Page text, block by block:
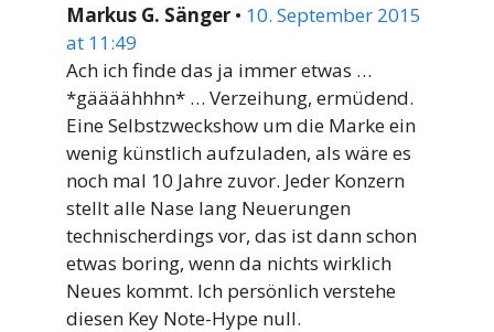
Markus G. Sänger • 10. September 2015
at 11:49
Ach ich finde das ja immer etwas … ​
*gäääähhhn*​ … Verzeihung, ermüdend.
Eine Selbstzweckshow um die Marke ein
wenig künstlich aufzuladen, als wäre es
noch mal 10 Jahre zuvor. Jeder Konzern
stellt alle Nase lang Neuerungen
technischerdings vor, das ist dann schon
etwas boring, wenn da nichts wirklich
Neues kommt. Ich persönlich verstehe
diesen Key Note-Hype null.